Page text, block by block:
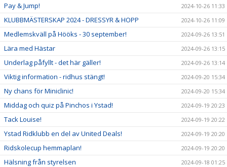
Pay & Jump! 2024-10-26 11:33
KLUBBMÄSTERSKAP 2024 - DRESSYR & HOPP 2024-10-26 11:09
Medlemskväll på Hööks - 30 september! 2024-09-26 13:51
Lära med Hästar 2024-09-26 13:15
Underlag påfyllt - det här gäller! 2024-09-26 13:14
Viktig information - ridhus stängt! 2024-09-20 15:34
Ny chans för Miniclinic! 2024-09-20 15:34
Middag och quiz på Pinchos i Ystad! 2024-09-19 20:23
Tack Louise! 2024-09-19 20:22
Ystad Ridklubb en del av United Deals! 2024-09-19 20:20
Ridskolecup hemmaplan! 2024-09-19 20:20
Hälsning från styrelsen 2024-09-18 01:25